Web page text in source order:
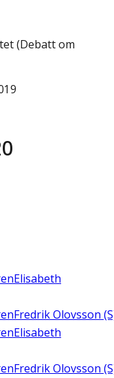
(Debatt om
Elisabeth
Fredrik Olovsson
Elisabeth
Fredrik Olovsson